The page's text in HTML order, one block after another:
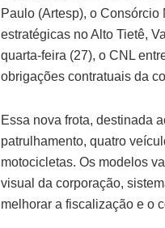
Paulo (Artesp), o
estratégicas no Alto Tietê,
quarta-feira (27), o CNL
obrigações contratuais da
Essa nova frota, destinada
patrulhamento, quatro
motocicletas. Os modelos
visual da corporação,
melhorar a fiscalização e o